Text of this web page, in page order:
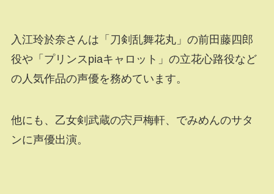
入江玲於奈さんは「刀剣乱舞花丸」の前田藤四郎
役や「プリンスpiaキャロット」の立花心路役など
の人気作品の声優を務めています。
他にも、乙女剣武蔵の宍戸梅軒、でみめんのサタ
ンに声優出演。